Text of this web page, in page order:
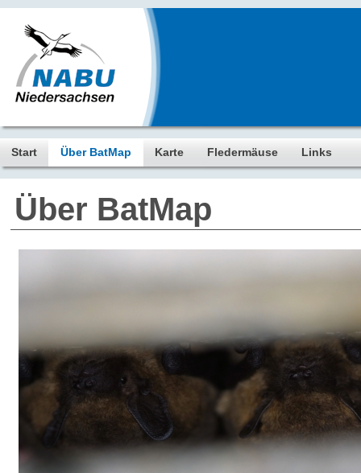
Start Über BatMap Karte Fledermäuse Links
Über BatMap